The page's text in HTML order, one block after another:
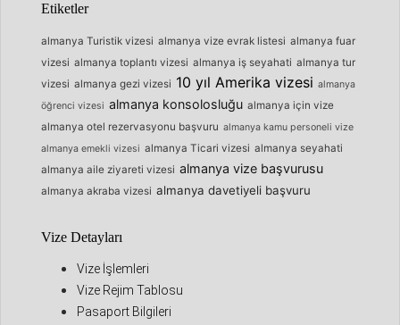
Etiketler
almanya Turistik vizesi almanya vize evrak listesi almanya fuar
vizesi almanya toplantı vizesi almanya iş seyahati almanya tur
vizesi almanya gezi vizesi 10 yıl Amerika vizesi almanya
öğrenci vizesi almanya konsolosluğu almanya için vize
almanya otel rezervasyonu başvuru almanya kamu personeli vize
almanya emekli vizesi almanya Ticari vizesi almanya seyahati
almanya aile ziyareti vizesi almanya vize başvurusu
almanya akraba vizesi almanya davetiyeli başvuru
Vize Detayları
Vize İşlemleri
Vize Rejim Tablosu
Pasaport Bilgileri